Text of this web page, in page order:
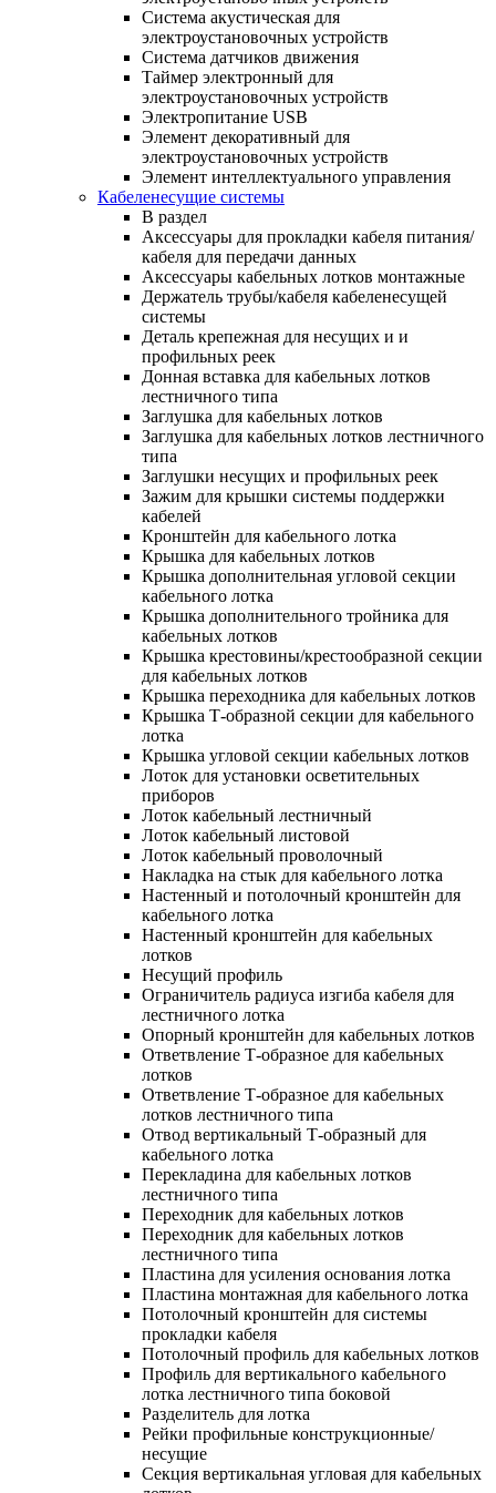
Система акустическая для
электроустановочных устройств
Система датчиков движения
Таймер электронный для
электроустановочных устройств
Электропитание USB
Элемент декоративный для
электроустановочных устройств
Элемент интеллектуального управления
Кабеленесущие системы
В раздел
Аксессуары для прокладки кабеля питания/
кабеля для передачи данных
Аксессуары кабельных лотков монтажные
Держатель трубы/кабеля кабеленесущей
системы
Деталь крепежная для несущих и и
профильных реек
Донная вставка для кабельных лотков
лестничного типа
Заглушка для кабельных лотков
Заглушка для кабельных лотков лестничного
типа
Заглушки несущих и профильных реек
Зажим для крышки системы поддержки
кабелей
Кронштейн для кабельного лотка
Крышка для кабельных лотков
Крышка дополнительная угловой секции
кабельного лотка
Крышка дополнительного тройника для
кабельных лотков
Крышка крестовины/крестообразной секции
для кабельных лотков
Крышка переходника для кабельных лотков
Крышка Т-образной секции для кабельного
лотка
Крышка угловой секции кабельных лотков
Лоток для установки осветительных
приборов
Лоток кабельный лестничный
Лоток кабельный листовой
Лоток кабельный проволочный
Накладка на стык для кабельного лотка
Настенный и потолочный кронштейн для
кабельного лотка
Настенный кронштейн для кабельных
лотков
Несущий профиль
Ограничитель радиуса изгиба кабеля для
лестничного лотка
Опорный кронштейн для кабельных лотков
Ответвление Т-образное для кабельных
лотков
Ответвление Т-образное для кабельных
лотков лестничного типа
Отвод вертикальный Т-образный для
кабельного лотка
Перекладина для кабельных лотков
лестничного типа
Переходник для кабельных лотков
Переходник для кабельных лотков
лестничного типа
Пластина для усиления основания лотка
Пластина монтажная для кабельного лотка
Потолочный кронштейн для системы
прокладки кабеля
Потолочный профиль для кабельных лотков
Профиль для вертикального кабельного
лотка лестничного типа боковой
Разделитель для лотка
Рейки профильные конструкционные/
несущие
Секция вертикальная угловая для кабельных